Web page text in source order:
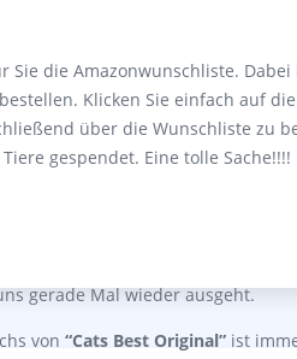
die Amazonwunschliste. Dabei
Klicken Sie einfach auf
über die Wunschliste zu
gespendet. Eine tolle Sache!!!!
gerade Mal wieder ausgeht.
von “Cats Best Original” ist